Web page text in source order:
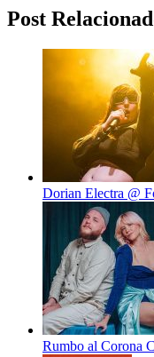
Post
Dorian Electra @
Rumbo al Corona